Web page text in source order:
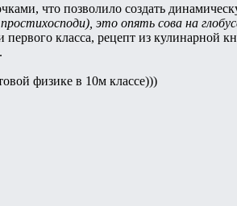
что позволило создать
это опять сова на
класса, рецепт из кулинарной
физике в 10м классе)))